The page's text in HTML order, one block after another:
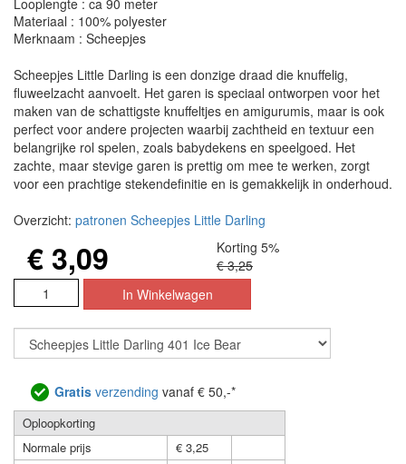
Looplengte : ca 90 meter
Materiaal : 100% polyester
Merknaam : Scheepjes
Scheepjes Little Darling is een donzige draad die knuffelig,
fluweelzacht aanvoelt. Het garen is speciaal ontworpen voor het
maken van de schattigste knuffeltjes en amigurumis, maar is ook
perfect voor andere projecten waarbij zachtheid en textuur een
belangrijke rol spelen, zoals babydekens en speelgoed. Het
zachte, maar stevige garen is prettig om mee te werken, zorgt
voor een prachtige stekendefinitie en is gemakkelijk in onderhoud.
Overzicht: patronen Scheepjes Little Darling
€ 3,09
Korting 5%
€ 3,25
Gratis verzending vanaf € 50,-*
Oploopkorting
Normale prijs
€ 3,25